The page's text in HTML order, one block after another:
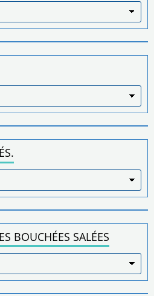
BOUCHÉES SALÉES